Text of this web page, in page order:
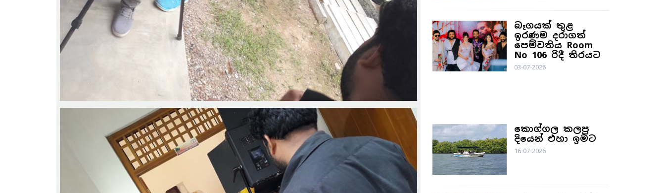
බෑගයක් තුළ
ඉරණම දරාගත්
පෙම්වතිය Room
No 106 රිදී තිරයට
03-07-2026
කොග්ගල කලපු
දියෙන් එහා ඉමට
16-07-2026